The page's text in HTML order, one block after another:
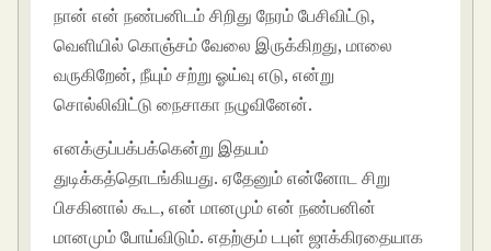
நான் என் நண்பனிடம் சிறிது நேரம் பேசிவிட்டு,
வெளியில் கொஞ்சம் வேலை இருக்கிறது, மாலை
வருகிறேன், நீயும் சற்று ஓய்வு எடு, என்று
சொல்லிவிட்டு நைசாகா நழுவினேன்.
எனக்குப்பக்பக்கென்று இதயம்
துடிக்கத்தொடங்கியது. ஏதேனும் என்னோட சிறு
பிசகினால் கூட, என் மானமும் என் நண்பனின்
மானமும் போய்விடும். எதற்கும் டபுள் ஜாக்கிரதையாக